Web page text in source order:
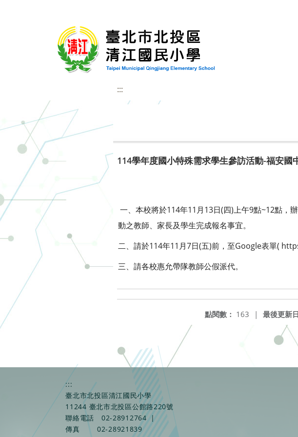
:::
114學年度國小特殊需求學生參訪活動-福安國
一、本校將於114年11月13日(四)上午9點~12點，
動之教師、家長及學生完成報名事宜。
二、請於114年11月7日(五)前，至Google表單(
三、請各校惠允帶隊教師公假派代。
最後更新
點閱數： 163 |
:::
臺北市北投區清江國民小學
11244 臺北市北投區公館路220號
聯絡電話
02-28912764 |
傳真
02-28921839